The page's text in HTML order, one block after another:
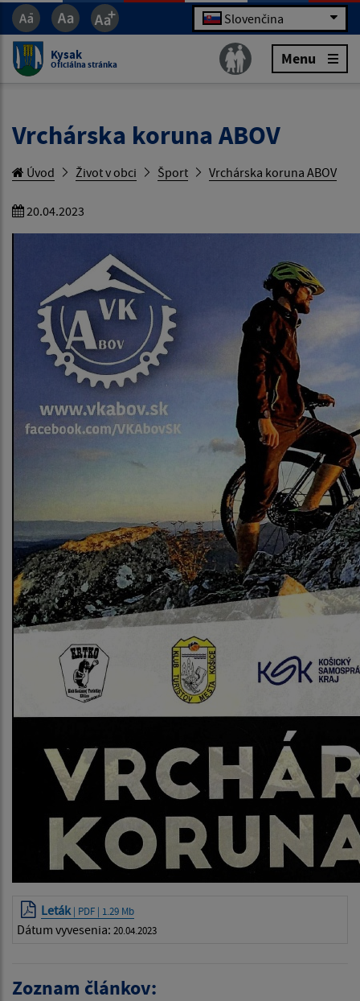
Slovenčina
Kysak
Oficiálna stránka Menu
Vrchárska koruna ABOV
Úvod Život v obci Šport Vrchárska koruna ABOV
20.04.2023
Leták | PDF | 1.29 Mb
Dátum vyvesenia: 20.04.2023
Zoznam článkov: